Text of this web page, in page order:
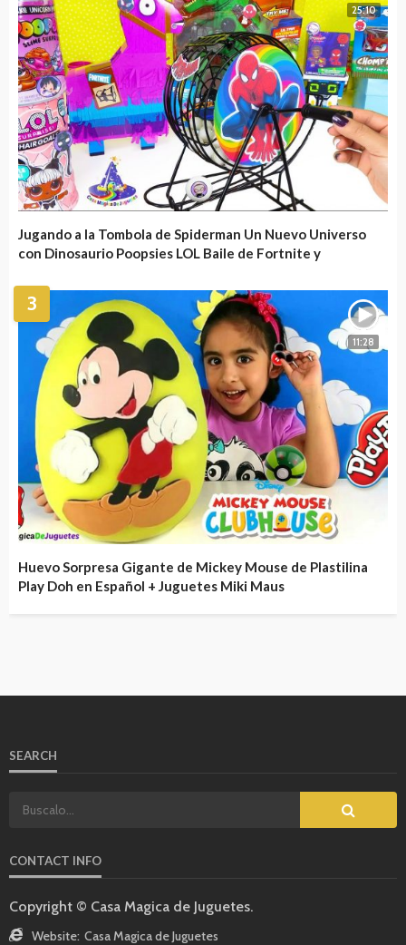
25:10
Jugando a la Tombola de Spiderman Un Nuevo Universo
con Dinosaurio Poopsies LOL Baile de Fortnite y
3
11:28
Huevo Sorpresa Gigante de Mickey Mouse de Plastilina
Play Doh en Español + Juguetes Miki Maus
SEARCH
CONTACT INFO
Copyright © Casa Magica de Juguetes.
Website: Casa Magica de Juguetes